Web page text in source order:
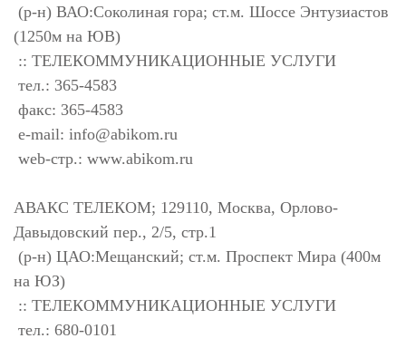
(р-н) ВАО:Соколиная гора; ст.м. Шоссе Энтузиастов
(1250м на ЮВ)
:: ТЕЛЕКОММУНИКАЦИОННЫЕ УСЛУГИ
тел.: 365-4583
факс: 365-4583
e-mail: info@abikom.ru
web-стр.: www.abikom.ru
АВАКС ТЕЛЕКОМ; 129110, Москва, Орлово-
Давыдовский пер., 2/5, стр.1
(р-н) ЦАО:Мещанский; ст.м. Проспект Мира (400м
на ЮЗ)
:: ТЕЛЕКОММУНИКАЦИОННЫЕ УСЛУГИ
тел.: 680-0101